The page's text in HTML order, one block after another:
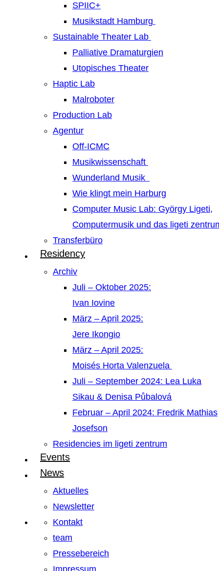
SPIIC+
Musikstadt Hamburg
Sustainable Theater Lab
Palliative Dramaturgien
Utopisches Theater
Haptic Lab
Malroboter
Production Lab
Agentur
Off-ICMC
Musikwissenschaft
Wunderland Musik
Wie klingt mein Harburg
Computer Music Lab: György Ligeti,
Computermusik und das ligeti
Transferbüro
Residency
Archiv
Juli – Oktober 2025:
Ivan Iovine
März – April 2025:
Jere Ikongio
März – April 2025:
Moisés Horta Valenzuela
Juli – September 2024: Lea Luka
Sikau & Denisa Půbalová
Februar – April 2024: Fredrik Mathias
Josefson
Residencies im ligeti zentrum
Events
News
Aktuelles
Newsletter
Kontakt
team
Pressebereich
Impressum